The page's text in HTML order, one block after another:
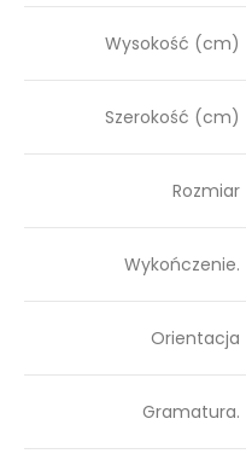
Wysokość (cm)
Szerokość (cm)
Rozmiar
Wykończenie.
Orientacja
Gramatura.